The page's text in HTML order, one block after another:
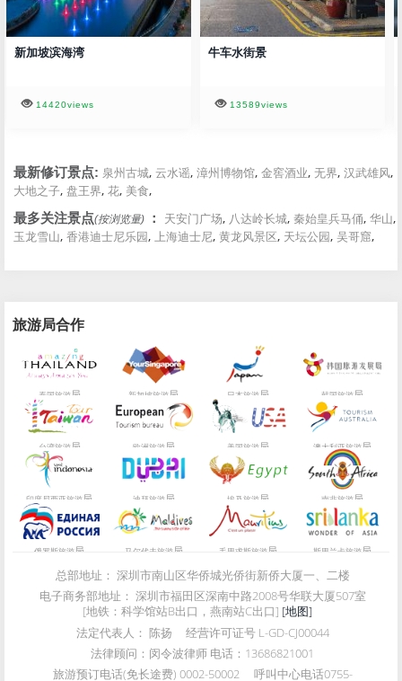
新加坡滨海湾
14420views
牛车水街景
13589views
最新修订景点: 泉州古城, 云水谣, 漳州博物馆, 金窖酒业, 无界, 汉武雄风,
大地之子, 盘王界, 花, 美食,
最多关注景点(按浏览量) ： 天安门广场, 八达岭长城, 秦始皇兵马俑, 华山,
玉龙雪山, 香港迪士尼乐园, 上海迪士尼, 黄龙风景区, 天坛公园, 吴哥窟,
旅游局合作
泰国旅游局 新加坡旅游局 日本旅游局 韩国旅游局
台湾旅游局 欧洲旅游局 美国旅游局 澳大利亚旅游局
印度尼西亚旅游局 迪拜旅游局 埃及旅游局 南非旅游局
俄罗斯旅游局 马尔代夫旅游局 毛里求斯旅游局 斯里兰卡旅游局
总部地址： 深圳市南山区华侨城光侨街新侨大厦一、二楼
电子商务部地址： 深圳市福田区深南中路2008号华联大厦507室
[地铁：科学馆站B出口，燕南站C出口] [地图]
法定代表人： 陈扬 经营许可证号 L-GD-CJ00044
法律顾问： 闵令波律师 电话：13686821001
旅游预订电话(免长途费) 0002-50002 呼叫中心电话0755-